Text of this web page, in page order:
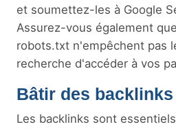
et soumettez-les à Google
Assurez-vous également
robots.txt n'empêchent pas
recherche d'accéder à vos
Bâtir des
Les backlinks sont